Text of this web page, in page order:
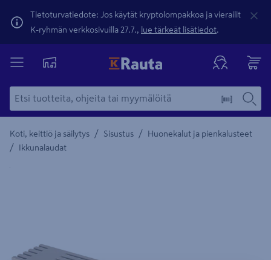
Tietoturvatiedote: Jos käytät kryptolompakkoa ja vierailit
K-ryhmän verkkosivuilla 27.7., lue tärkeät lisätiedot.
Koti, keittiö ja säilytys / Sisustus / Huonekalut ja pienkalusteet
/ Ikkunalaudat
Yksityiskohtainen kuvaus löytyy Tuotteen kuvaus -